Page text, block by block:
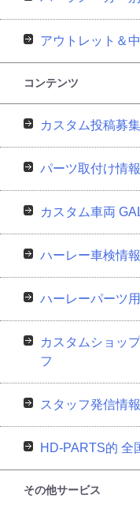
アウトレット＆
コンテンツ
カスタム投稿募集
パーツ取付け情
カスタム車両
ハーレー車検情報
ハーレーパーツ
カスタムショッ
フ
スタッフ発信情
HD-PARTS的 全
その他サービス